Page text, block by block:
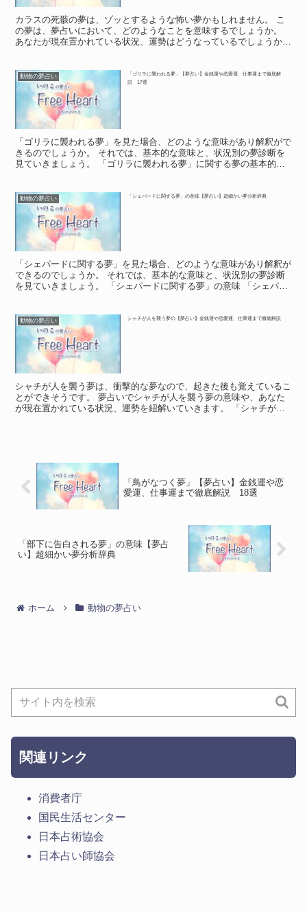
カラスの死骸の夢は、ゾッとするような怖い夢かもしれません。 こ
の夢は、夢占いにおいて、どのようなことを意味するでしょうか。
あなたが現在置かれている状況、運勢はどうなっているでしょうか。
動物の夢占い
「ゴリラに襲われる夢」【夢占い】金銭運や恋愛運、仕事運まで徹底解
説 17選
「ゴリラに襲われる夢」を見た場合、どのような意味があり解釈がで
きるのでしょうか。 それでは、基本的な意味と、状況別の夢診断を
見ていきましょう。 「ゴリラに襲われる夢」に関する夢の基本的な
動物の夢占い 「シェパードに関する夢」の意味【夢占い】超細かい夢分析辞典
「シェパードに関する夢」を見た場合、どのような意味があり解釈が
できるのでしょうか。 それでは、基本的な意味と、状況別の夢診断
を見ていきましょう。 「シェパードに関する夢」の意味 「シェパー
動物の夢占い シャチが人を襲う夢の【夢占い】金銭運や恋愛運、仕事運まで徹底解説
シャチが人を襲う夢は、衝撃的な夢なので、起きた後も覚えているこ
とができそうです。 夢占いでシャチが人を襲う夢の意味や、あなた
が現在置かれている状況、運勢を紐解いていきます。 「シャチが人
「鳥がなつく夢」【夢占い】金銭運や恋
愛運、仕事運まで徹底解説 18選
「部下に告白される夢」の意味【夢占
い】超細かい夢分析辞典
ホーム 動物の夢占い
関連リンク
消費者庁
国民生活センター
日本占術協会
日本占い師協会